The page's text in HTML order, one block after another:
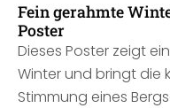
Fein gerahmte
Poster
Dieses Poster zeigt
Winter und bringt die
Stimmung eines